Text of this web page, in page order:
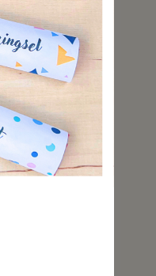
im Vorfeld
soll? Ein